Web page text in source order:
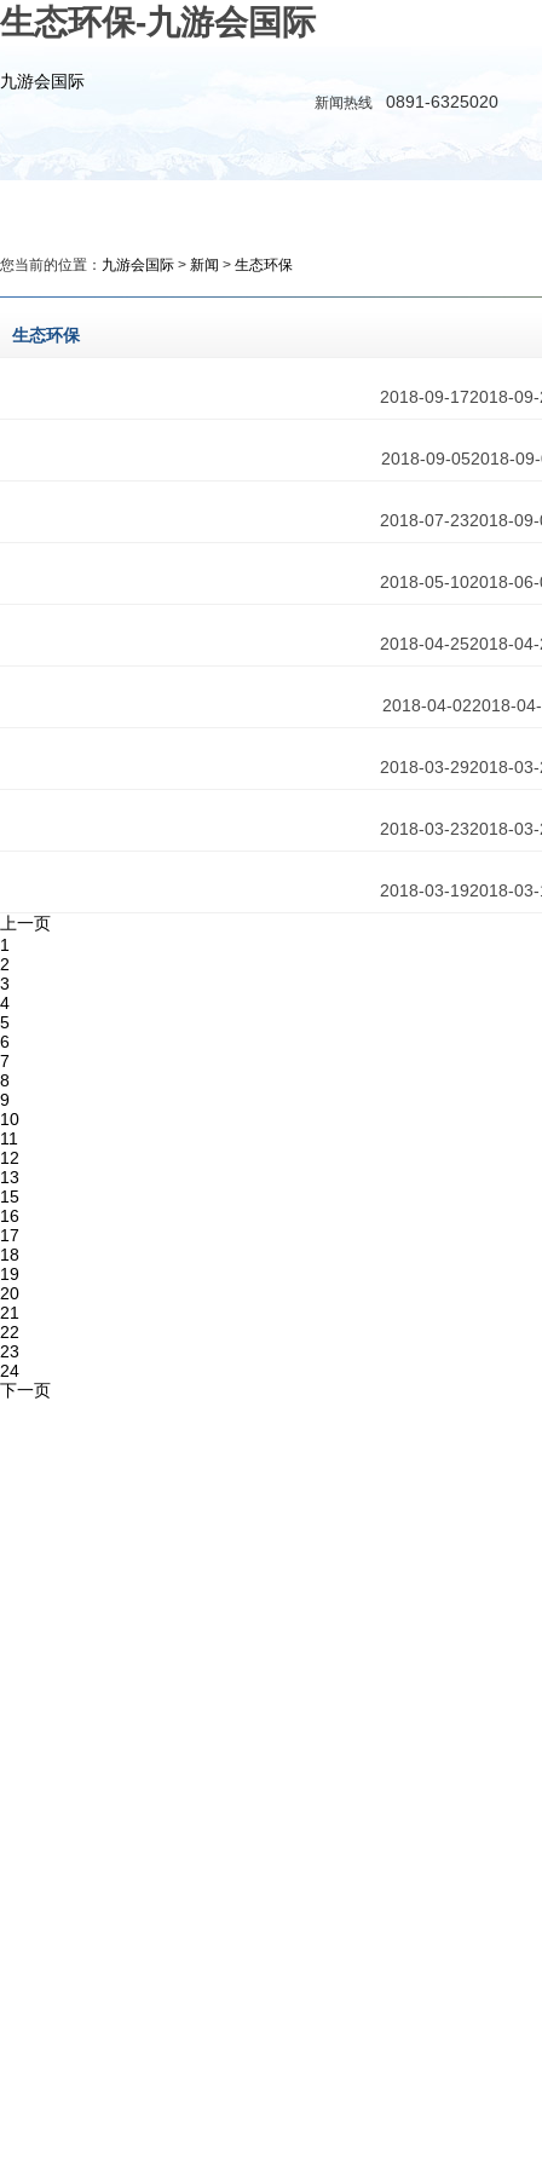
生态环保-九游会国际
九游会国际
新闻热线 0891-6325020
您当前的位置： 九游会国际 > 新闻 > 生态环保
生态环保
2018-
2018-09-17
2018-
2018-09-05
2018-
2018-07-23
2018-
2018-05-10
2018-
2018-04-25
2018-
2018-04-02
2018-
2018-03-29
2018-
2018-03-23
2018-
2018-03-19
上一页
1
2
3
4
5
6
7
8
9
10
11
12
13
15
16
17
18
19
20
21
22
23
24
下一页